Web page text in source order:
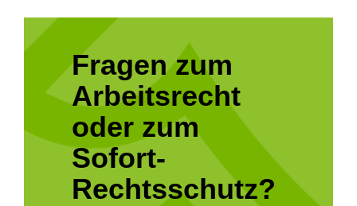
Fragen zum
Arbeitsrecht
oder zum
Sofort-
Rechtsschutz?